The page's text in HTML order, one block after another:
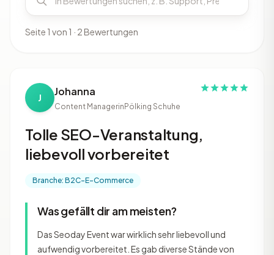
Seite 1 von 1 · 2 Bewertungen
J Johanna
Content Managerin Pölking Schuhe
Tolle SEO-Veranstaltung,
liebevoll vorbereitet
Branche: B2C-E-Commerce
Was gefällt dir am meisten?
Das Seoday Event war wirklich sehr liebevoll und
aufwendig vorbereitet. Es gab diverse Stände von